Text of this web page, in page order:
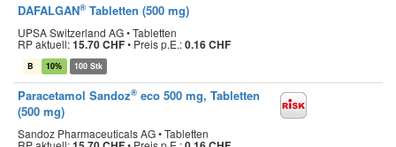
DAFALGAN® Tabletten (500 mg)
UPSA Switzerland AG • Tabletten
RP aktuell:15.70 CHF• Preis p.E.:0.16 CHF
B 10% 100 Stk
Paracetamol Sandoz® eco 500 mg, Tabletten
(500 mg)
Sandoz Pharmaceuticals AG • Tabletten